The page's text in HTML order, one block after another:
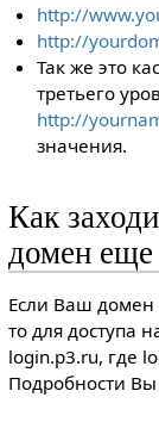
http://
http://
Так же это
третьего
http://
значения.
Как
домен еще
Если Ваш домен
то для доступа
login.p3.ru, где
Подробности